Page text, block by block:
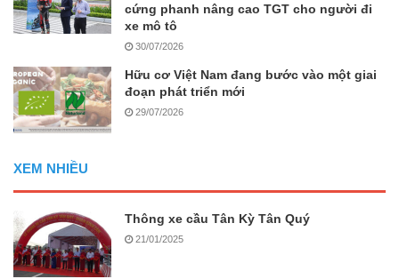
cứng phanh nâng cao TGT cho người đi
xe mô tô
30/07/2026
Hữu cơ Việt Nam đang bước vào một giai
đoạn phát triển mới
29/07/2026
XEM NHIỀU
Thông xe cầu Tân Kỳ Tân Quý
21/01/2025